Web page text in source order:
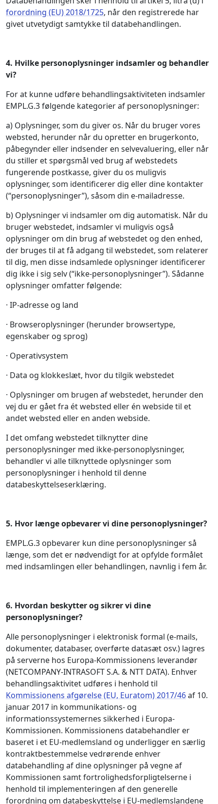
forordning (EU) 2018/1725, når den registrerede har
givet utvetydigt samtykke til databehandlingen.
4. Hvilke personoplysninger indsamler og behandler
vi?
For at kunne udføre behandlingsaktiviteten indsamler
EMPL.G.3 følgende kategorier af personoplysninger:
a) Oplysninger, som du giver os. Når du bruger vores
websted, herunder når du opretter en brugerkonto,
påbegynder eller indsender en selvevaluering, eller når
du stiller et spørgsmål ved brug af webstedets
fungerende postkasse, giver du os muligvis
oplysninger, som identificerer dig eller dine kontakter
(“personoplysninger”), såsom din e-mailadresse.
b) Oplysninger vi indsamler om dig automatisk. Når du
bruger webstedet, indsamler vi muligvis også
oplysninger om din brug af webstedet og den enhed,
der bruges til at få adgang til webstedet, som relaterer
til dig, men disse indsamlede oplysninger identificerer
dig ikke i sig selv (“ikke-personoplysninger”). Sådanne
oplysninger omfatter følgende:
· IP-adresse og land
· Browseroplysninger (herunder browsertype,
egenskaber og sprog)
· Operativsystem
· Data og klokkeslæt, hvor du tilgik webstedet
· Oplysninger om brugen af webstedet, herunder den
vej du er gået fra ét websted eller én webside til et
andet websted eller en anden webside.
I det omfang webstedet tilknytter dine
personoplysninger med ikke-personoplysninger,
behandler vi alle tilknyttede oplysninger som
personoplysninger i henhold til denne
databeskyttelseserklæring.
5. Hvor længe opbevarer vi dine personoplysninger?
EMPL.G.3 opbevarer kun dine personoplysninger så
længe, som det er nødvendigt for at opfylde formålet
med indsamlingen eller behandlingen, navnlig i fem år.
6. Hvordan beskytter og sikrer vi dine
personoplysninger?
Alle personoplysninger i elektronisk formal (e-mails,
dokumenter, databaser, overførte datasæt osv.) lagres
på serverne hos Europa-Kommissionens leverandør
(NETCOMPANY-INTRASOFT S.A. & NTT DATA). Enhver
behandlingsaktivitet udføres i henhold til
Kommissionens afgørelse (EU, Euratom) 2017/46af 10.
januar 2017 in kommunikations- og
informationssystemernes sikkerhed i Europa-
Kommissionen. Kommissionens databehandler er
baseret i et EU-medlemsland og underligger en særlig
kontraktbestemmelse vedrørende enhver
databehandling af dine oplysninger på vegne af
Kommissionen samt fortrolighedsforpligtelserne i
henhold til implementeringen af den generelle
forordning om databeskyttelse i EU-medlemslandene